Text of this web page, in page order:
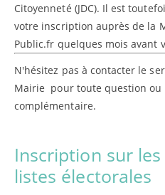
Citoyenneté (JDC). Il est
votre inscription auprès de la
Public.fr quelques mois avant
N'hésitez pas à contacter le
Mairie pour toute question ou
complémentaire.
Inscription sur les
listes électorales